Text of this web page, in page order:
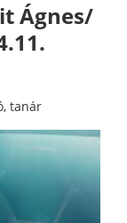
Ágnes/
tanár